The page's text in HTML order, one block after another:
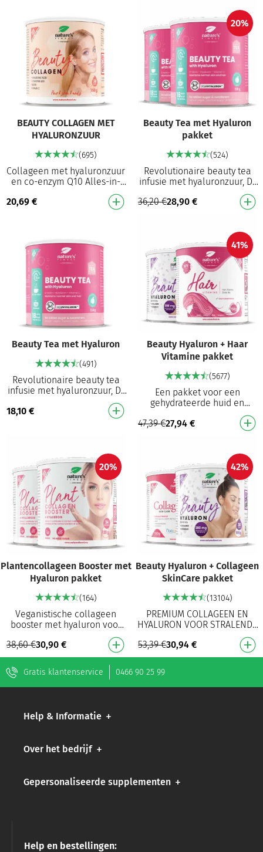
BEAUTY COLLAGEN MET
HYALURONZUUR
(695)
Collageen met hyaluronzuur
en co-enzym Q10 Alles-in-
één schoonheidsformule:
collageen, MSM, biotine,
20,69€
20%
Beauty Tea met Hyaluron
pakket
(524)
Revolutionaire beauty tea
infusie met hyaluronzuur, D-
biotine en vitamine C Helpt
de huid te voeden, normale
36,20€28,90€
Beauty Tea met Hyaluron
(491)
Revolutionaire beauty tea
infusie met hyaluronzuur, D-
biotine en vitamine C Helpt
de huid te voeden, normale
18,10€
41%
Beauty Hyaluron + Haar
Vitamine pakket
(5677)
Een pakket voor een
gehydrateerde huid en
gezond haar! Zorgt voor een
elastische en gezonde huid
Voedt de huid en zorgt…
47,39€27,94€
20%
Plantencollageen Booster met
Hyaluron pakket
(164)
Veganistische collageen
booster met hyaluron voor
een gezonde huid en om de
natuurlijke
collageensynthese te
stimuleren…
38,60€30,90€
42%
Beauty Hyaluron + Collageen
SkinCare pakket
(13104)
PREMIUM COLLAGEEN EN
HYALURON VOOR STRALENDE
Huidgezondheid: helpt de
elasticiteit en hydratatie te
53,39€30,94€
Gratis klantenservice 0466 90 25 99
Help & Informatie
Over het bedrijf
Gepersonaliseerde supplementen
Help en bestellingen: